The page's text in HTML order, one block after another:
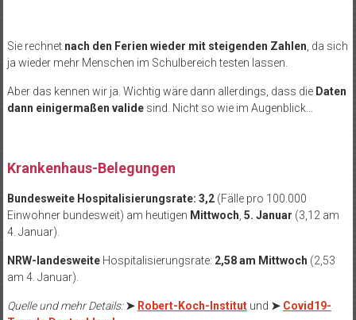
Sie rechnet nach den Ferien wieder mit steigenden Zahlen , da sich
ja wieder mehr Menschen im Schulbereich testen lassen.
Aber das kennen wir ja. Wichtig wäre dann allerdings, dass die Daten
dann einigermaßen validesind. Nicht so wie im Augenblick…
Krankenhaus-Belegungen
Bundesweite Hospitalisierungsrate: 3,2 (Fälle pro 100.000
Einwohner bundesweit) am heutigen Mittwoch 5. Januar (3,12 am
4. Januar).
NRW-landesweiteHospitalisierungsrate: 2,58 am Mittwoch (2,53
am 4. Januar).
Quelle und mehr Details:➤ Robert-Koch-Institutund ➤ Covid19-